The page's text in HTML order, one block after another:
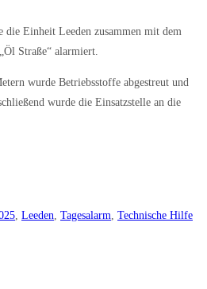
Einheit Leeden zusammen mit dem
Straße“ alarmiert.
wurde Betriebsstoffe abgestreut und
wurde die Einsatzstelle an die
, Leeden, Tagesalarm, Technische Hilfe